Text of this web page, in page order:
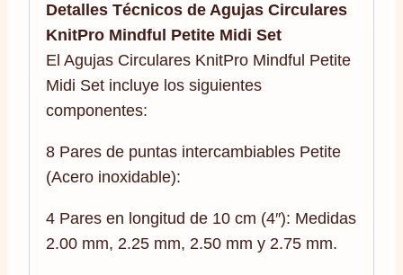
Detalles Técnicos de Agujas Circulares
KnitPro Mindful Petite Midi Set
El Agujas Circulares KnitPro Mindful Petite
Midi Set incluye los siguientes
componentes:
8 Pares de puntas intercambiables Petite
(Acero inoxidable):
4 Pares en longitud de 10 cm (4″): Medidas
2.00 mm, 2.25 mm, 2.50 mm y 2.75 mm.